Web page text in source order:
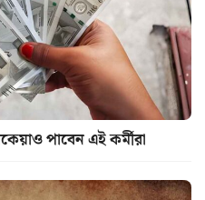
পাবেন এই কর্মীরা